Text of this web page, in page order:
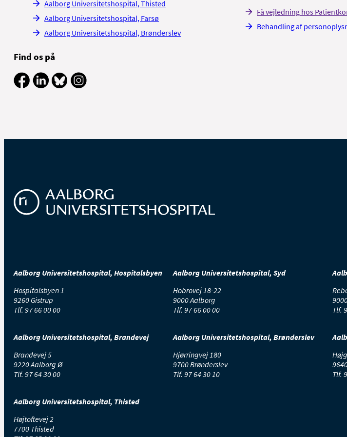
Biostatistiker
Henrik Bøggild
problemstillinger og har derudover
erfaring med måling af eksponering og
samt med skalavalidering. Ansat en dag
og er de resterende dage lektor og
Epidemiologi på Institut for Medicin og
Kontakt
hbo@rn.dk
Publikationer
Aalborg Universitetshospital, Thisted
Aalborg Universitetshospital, Farsø
Aalborg Universitetshospital, Brønderslev
Find os på
Få vejledning hos
Behandling af
Aalborg Universitetshospital, Hospitalsbyen
Hospitalsbyen 1
9260 Gistrup
Tlf. 97 66 00 00
Aalborg Universitetshospital, Syd
Hobrovej 18-22
9000 Aalborg
Tlf. 97 66 00 00
Tlf.
Aalborg Universitetshospital, Brandevej
Brandevej 5
9220 Aalborg Ø
Tlf. 97 64 30 00
Aalborg Universitetshospital, Brønderslev
Hjørringvej 180
9700 Brønderslev
Tlf. 97 64 30 10
Tlf.
Aalborg Universitetshospital, Thisted
Højtoftevej 2
7700 Thisted